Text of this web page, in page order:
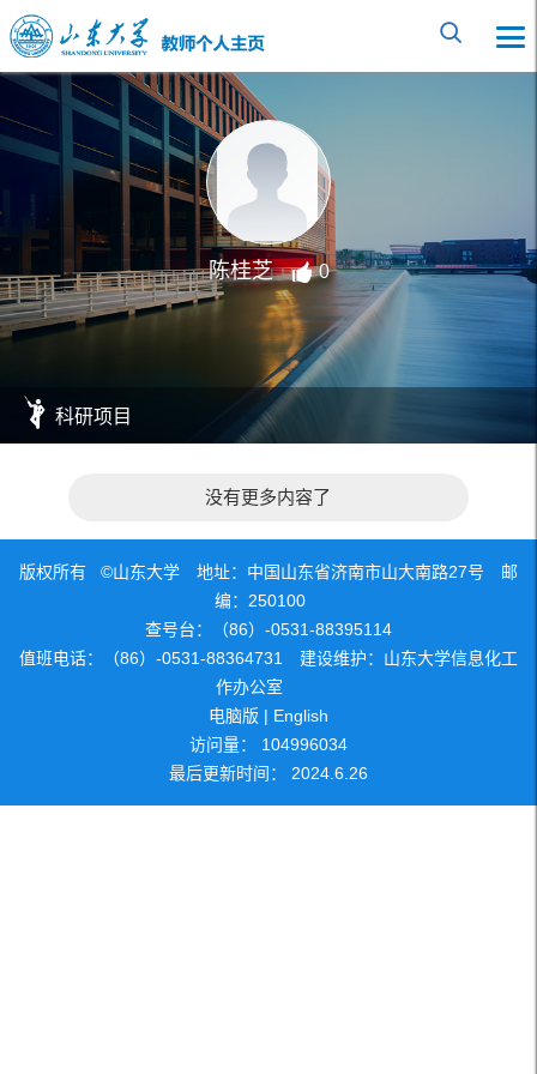
陈桂芝 0
科研项目
没有更多内容了
版权所有 ©山东大学 地址：中国山东省济南市山大南路27号 邮
编：250100
查号台：（86）-0531-88395114
值班电话：（86）-0531-88364731 建设维护：山东大学信息化工
作办公室
电脑版 | English
访问量： 104996034
最后更新时间： 2024 6 26